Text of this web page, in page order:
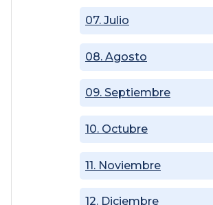
07. Julio
08. Agosto
09. Septiembre
10. Octubre
11. Noviembre
12. Diciembre